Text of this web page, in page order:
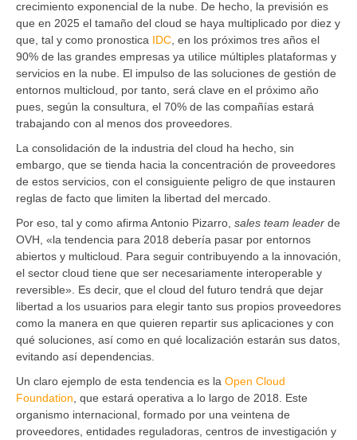
crecimiento exponencial de la nube. De hecho, la previsión es
que en 2025 el tamaño del cloud se haya multiplicado por diez y
que, tal y como pronostica IDC , en los próximos tres años el
90% de las grandes empresas ya utilice múltiples plataformas y
servicios en la nube. El impulso de las soluciones de gestión de
entornos multicloud, por tanto, será clave en el próximo año
pues, según la consultura, el 70% de las compañías estará
trabajando con al menos dos proveedores.
La consolidación de la industria del cloud ha hecho, sin
embargo, que se tienda hacia la concentración de proveedores
de estos servicios, con el consiguiente peligro de que instauren
reglas de facto que limiten la libertad del mercado.
Por eso, tal y como afirma Antonio Pizarro, sales team leader de
OVH, «la tendencia para 2018 debería pasar por entornos
abiertos y multicloud. Para seguir contribuyendo a la innovación,
el sector cloud tiene que ser necesariamente interoperable y
reversible». Es decir, que el cloud del futuro tendrá que dejar
libertad a los usuarios para elegir tanto sus propios proveedores
como la manera en que quieren repartir sus aplicaciones y con
qué soluciones, así como en qué localización estarán sus datos,
evitando así dependencias.
Un claro ejemplo de esta tendencia es la Open Cloud
Foundation , que estará operativa a lo largo de 2018. Este
organismo internacional, formado por una veintena de
proveedores, entidades reguladoras, centros de investigación y